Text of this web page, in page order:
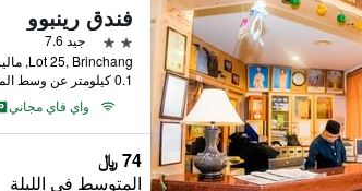
فندق رينبوو
2 نجمتين
جيد 7.6
Lot 25, Brinchang, ماليزيا
0.1 كيلومتر عن وسط المدينة
واي فاي مجاني
74 ﷼
المتوسط في الليلة